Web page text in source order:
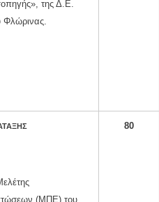
της Δ.Ε.
Φλώρινας.
(ΜΠΕ) του
80